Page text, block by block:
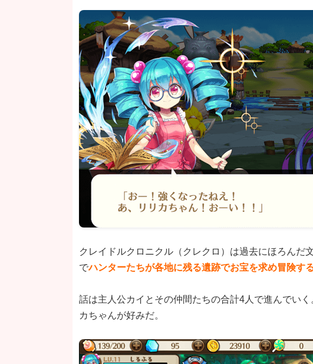
クレイドルクロニクル（クレクロ）は過去にほろんだ
でハンターたちが各地に残る遺跡でお宝を求め冒険する
話は主人公カイとその仲間たちの合計4人で進んでい
カちゃんが好みだ。